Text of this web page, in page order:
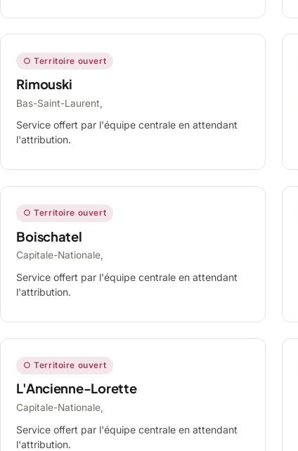
○ Territoire ouvert
Rimouski
Bas-Saint-Laurent,
Service offert par l'équipe centrale en attendant
l'attribution.
○ Territoire ouvert
Boischatel
Capitale-Nationale,
Service offert par l'équipe centrale en attendant
l'attribution.
○ Territoire ouvert
L'Ancienne-Lorette
Capitale-Nationale,
Service offert par l'équipe centrale en attendant
l'attribution.